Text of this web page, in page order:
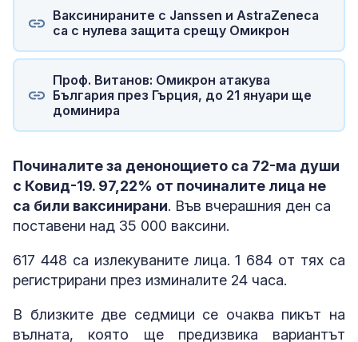
Ваксинираните с Janssen и AstraZeneca
са с нулева защита срещу Омикрон
Проф. Витанов: Омикрон атакува
България през Гърция, до 21 януари ще
доминира
Починалите за денонощието са 72-ма души
с Ковид-19. 97,22% от починалите лица не
са били ваксинирани. Във вчерашния ден са
поставени над 35 000 ваксини.
617 448 са излекуваните лица. 1 684 от тях са
регистрирани през изминалите 24 часа.
В близките две седмици се очаква пикът на
вълната, която ще предизвика вариантът